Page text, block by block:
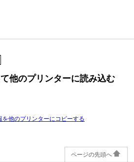
他のプリンターに読み込む
他のプリンターにコピーする
ページの先頭へ